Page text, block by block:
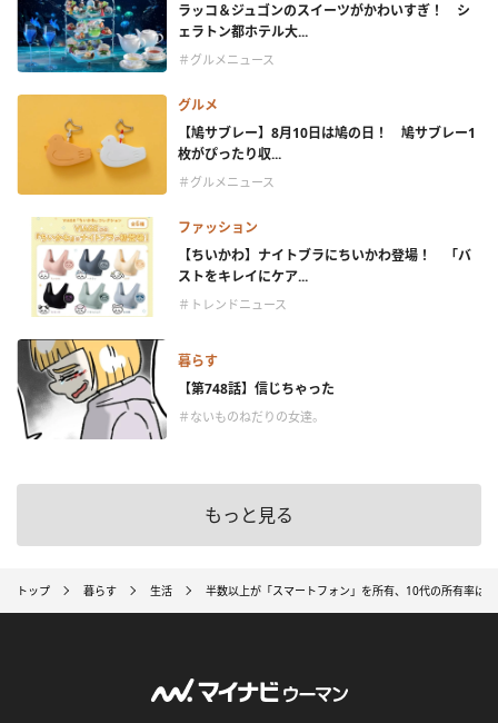
ラッコ＆ジュゴンのスイーツがかわいすぎ！ シ
ェラトン都ホテル大...
＃グルメニュース
グルメ
【鳩サブレー】8月10日は鳩の日！ 鳩サブレー1
枚がぴったり収...
＃グルメニュース
ファッション
【ちいかわ】ナイトブラにちいかわ登場！ 「バ
ストをキレイにケア...
＃トレンドニュース
暮らす
【第748話】信じちゃった
＃ないものねだりの女達。
もっと見る
トップ 暮らす 生活 半数以上が「スマートフォン」を所有、10代の所有率は